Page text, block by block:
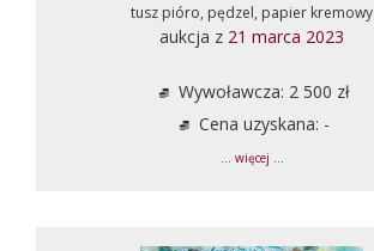
tusz pióro, pędzel, papier kremowy
aukcja z 21 marca 2023
Wywoławcza: 2 500 zł
Cena uzyskana: -
... więcej ...